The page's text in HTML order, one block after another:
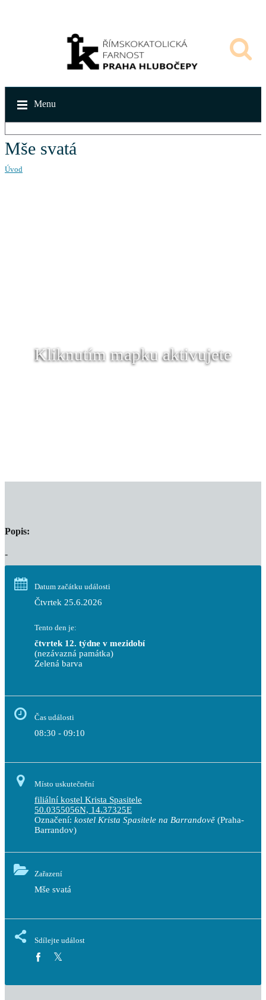
Menu
Mše svatá
Úvod
Kliknutím mapku aktivujete
Popis:
-
Datum začátku události
Čtvrtek 25.6.2026
Tento den je:
čtvrtek 12. týdne v mezidobí
(nezávazná památka)
Zelená barva
Čas události
08:30 - 09:10
Místo uskutečnění
filiální kostel Krista Spasitele
50.0355056N, 14.37325E
Označení: kostel Krista Spasitele na Barrandově (Praha-
Barrandov)
Zařazení
Mše svatá
Sdílejte událost